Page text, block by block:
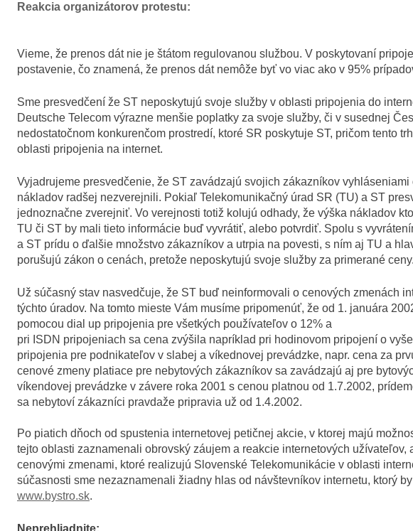
Reakcia organizátorov protestu:
Vieme, že prenos dát nie je štátom regulovanou službou. V poskytovaní
postavenie, čo znamená, že prenos dát nemôže byť vo viac ako v 95%
Sme presvedčení že ST neposkytujú svoje služby v oblasti pripojenia do
Deutsche Telecom výrazne menšie poplatky za svoje služby, či v susednej
nedostatočnom konkurenčom prostredí, ktoré SR poskytuje ST, pričom tento
oblasti pripojenia na internet.
Vyjadrujeme presvedčenie, že ST zavádzajú svojich zákazníkov
nákladov radšej nezverejnili. Pokiaľ Telekomunikačný úrad SR (TU) a ST
jednoznačne zverejniť. Vo verejnosti totiž kolujú odhady, že výška nákladov
TU či ST by mali tieto informácie buď vyvrátiť, alebo potvrdiť. Spolu s
a ST prídu o ďalšie množstvo zákazníkov a utrpia na povesti, s ním aj TU a
porušujú zákon o cenách, pretože neposkytujú svoje služby za primerané ceny.
Už súčasný stav nasvedčuje, že ST buď neinformovali o cenových zmenách
týchto úradov. Na tomto mieste Vám musíme pripomenúť, že od 1. januára
pomocou dial up pripojenia pre všetkých používateľov o 12% a
pri ISDN pripojeniach sa cena zvýšila napríklad pri hodinovom pripojení o
pripojenia pre podnikateľov v slabej a víkednovej prevádzke, napr. cena za
cenové zmeny platiace pre nebytových zákazníkov sa zavádzajú aj pre
víkendovej prevádzke v závere roka 2001 s cenou platnou od 1.7.2002,
sa nebytoví zákazníci pravdaže pripravia už od 1.4.2002.
Po piatich dňoch od spustenia internetovej petičnej akcie, v ktorej majú
tejto oblasti zaznamenali obrovský záujem a reakcie internetových
cenovými zmenami, ktoré realizujú Slovenské Telekomunikácie v oblasti
súčasnosti sme nezaznamenali žiadny hlas od návštevníkov internetu, ktorý
www.bystro.sk.
Neprehliadnite: